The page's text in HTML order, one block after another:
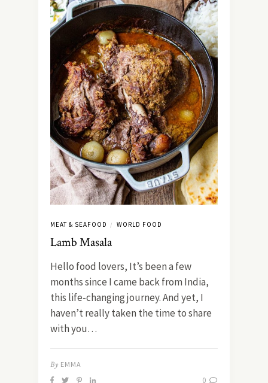
MEAT & SEAFOOD / WORLD FOOD
Lamb Masala
Hello food lovers, It’s been a few
months since I came back from India,
this life-changing journey. And yet, I
haven’t really taken the time to share
with you…
By EMMA
0